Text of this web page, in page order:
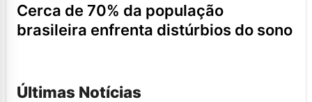
cerca de 70% da população
brasileira enfrenta distúrbios do sono
Últimas Notícias